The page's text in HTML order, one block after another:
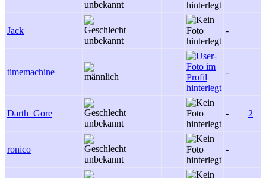
Jack -
timemachine -
Darth_Gore - 2
ronico -